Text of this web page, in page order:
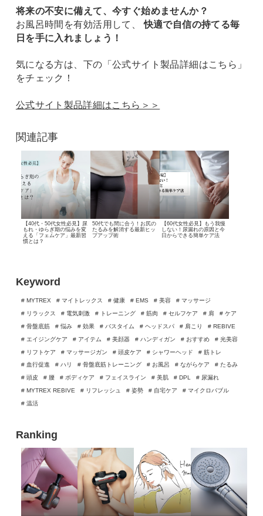
Keyword
# MYTREX # マイトレックス # 健康 # EMS # 美容
# マッサージ
# リラックス
# 電気刺激 # トレーニング # 筋肉 # セルフケア # 肩
# ケア
# 骨盤底筋
# 悩み # 効果 # バスタイム # ヘッドスパ # 肩こり
# REBIVE
# エイジングケア
# アイテム # 美顔器 # ハンディガン # おすすめ
# 光美容
# リフトケア
# マッサージガン # 頭皮ケア # シャワーヘッド
# 筋トレ
# 血行促進
# ハリ # 骨盤底筋トレーニング # お風呂 # ながらケア
# たるみ
# 頭皮
# 腰 # ボディケア # フェイスライン # 美肌 # DPL
# 尿漏れ
# MYTREX REBIVE
# リフレッシュ # 姿勢 # 自宅ケア
# マイクロバブル
# 温活
Ranking
将来の不安に備えて、今すぐ始めませんか？
お風呂時間を有効活用して、快適で自信の持てる毎
日を手に入れましょう！
気になる方は、下の「公式サイト製品詳細はこちら」
をチェック！
公式サイト製品詳細はこちら＞＞
関連記事
【40代・50代女性必見】 尿
もれ・ゆらぎ期の悩みを変
える 「フェムケア」最新習
慣とは？
50代でも間に合う！ お尻の
たるみを解消する最新ヒッ
プアップ術
【60代女性必見】もう我慢
しない！ 尿漏れの原因と今
日からできる簡単ケア法